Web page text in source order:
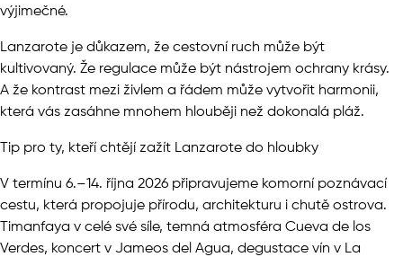
výjimečné.
Lanzarote je důkazem, že cestovní ruch může být
kultivovaný. Že regulace může být nástrojem ochrany krásy.
A že kontrast mezi živlem a řádem může vytvořit harmonii,
která vás zasáhne mnohem hlouběji než dokonalá pláž.
Tip pro ty, kteří chtějí zažít Lanzarote do hloubky
V termínu 6.–14. října 2026 připravujeme komorní poznávací
cestu, která propojuje přírodu, architekturu i chutě ostrova.
Timanfaya v celé své síle, temná atmosféra Cueva de los
Verdes, koncert v Jameos del Agua, degustace vín v La